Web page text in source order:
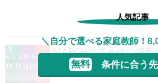
人気記事
MARCH付属高校の偏差
メリ...
＼自分で選べる家庭教師！
無料 条件に合う